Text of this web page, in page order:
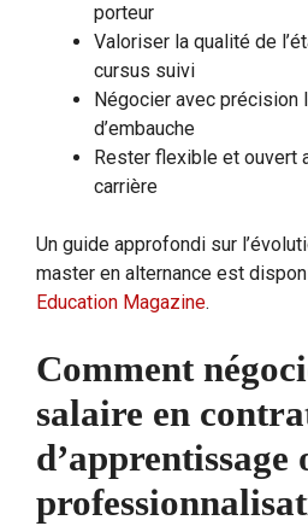
porteur
Valoriser la qualité de
cursus suivi
Négocier avec précision
d’embauche
Rester flexible et ouvert
carrière
Un guide approfondi sur
master en alternance est
Education Magazine.
Comment
salaire en
d’apprentissage